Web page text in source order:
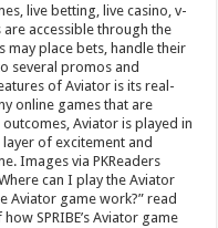
live betting, live casino, v-
accessible through the
may place bets, handle their
several promos and
of Aviator is its real-
online games that are
Aviator is played in
of excitement and
Images via PKReaders
can I play the Aviator
Aviator game work?” read
SPRIBE’s Aviator game